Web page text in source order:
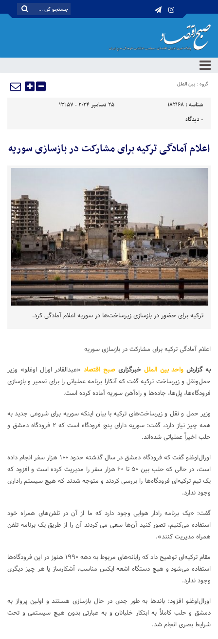
گروه : بین الملل
شناسه : 182168
25 دسامبر 2024 - 13:57
0 دیدگاه
اعلام آمادگی ترکیه برای مشارکت در بازسازی سوریه
ترکیه برای حضور در بازسازی زیرساخت‌ها در سوریه اعلام آمادگی کرد.
اعلام آمادگی ترکیه برای مشارکت در بازسازی سوریه
به گزارش واحد بین الملل خبرگزاری صبح اقتصاد«عبدالقادر اورال اوغلو» وزیر
حمل‌ونقل و زیرساخت ترکیه گفت که آنکارا برنامه عملیاتی را برای تعمیر و بازسازی
فرودگاه‌ها، پل‌ها، جاده‌ها و راه‌آهن سوریه آماده کرده است.
وزیر حمل و نقل و زیرساخت‌های ترکیه با بیان اینکه سوریه برای شروعی جدید به
همه چیز نیاز دارد، گفت: سوریه دارای پنج فرودگاه است که ۲ فرودگاه دمشق و
حلب اخیراً عملیاتی شده‌اند.
اورال‌اوغلو گفت که فرودگاه دمشق در سال گذشته حدود ۱۰۰ هزار سفر انجام داده
است، در حالی که حلب بین ۵۰ تا ۶۰ هزار سفر را مدیریت کرده است و افزود که
یک تیم ترکیه‌ای فرودگاه‌ها را بررسی کردند و متوجه شدند که هیچ سیستم راداری
وجود ندارد.
گفت: «یک برنامه رادار هوایی وجود دارد که ما از آن در تلفن‌های همراه خود
استفاده می‌کنیم، تصور کنید آن‌ها سعی می کردند آن را از طریق یک برنامه تلفن
همراه مدیریت کنند».
مقام ترکیه‌ای توضیح داد که رایانه‌های مربوط به دهه ۱۹۹۰ هنوز در این فرودگاه‌ها
استفاده می‌شود و هیچ دستگاه اشعه ایکس مناسب، آشکارساز یا هر چیز دیگری
وجود ندارد.
اورال‌اوغلو افزود: باندها به طور جدی در حال بازسازی هستند و اولین پرواز به
دمشق و حلب کاملاً به ابتکار خلبانان و به عبارتی بدون هیچ سیستمی و تحت
شرایط بصری انجام شد.